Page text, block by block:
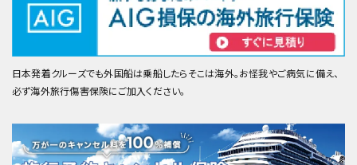
日本発着クルーズでも外国船は乗船したらそこは海外。お怪我やご病気に備え、
必ず海外旅行傷害保険にご加入ください。